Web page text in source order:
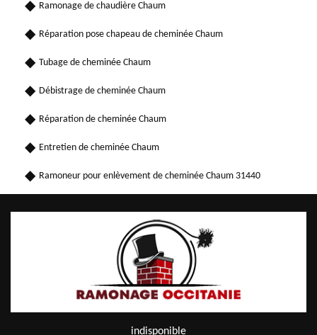
Ramonage de chaudière Chaum
Réparation pose chapeau de cheminée Chaum
Tubage de cheminée Chaum
Débistrage de cheminée Chaum
Réparation de cheminée Chaum
Entretien de cheminée Chaum
Ramoneur pour enlèvement de cheminée Chaum 31440
indisponible